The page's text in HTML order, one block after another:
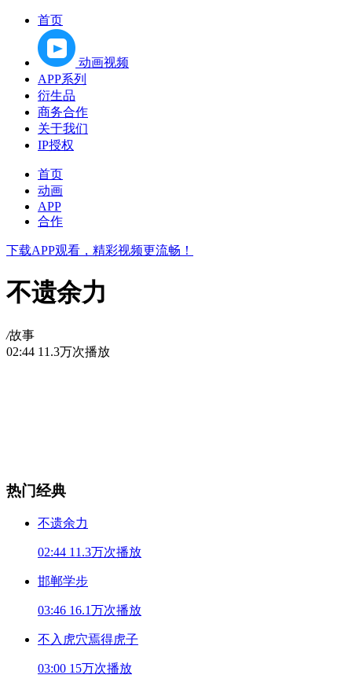
首页
动画视频
APP系列
衍生品
商务合作
关于我们
IP授权
首页
动画
APP
合作
下载APP观看，精彩视频更流畅！
不遗余力
/故事
02:44 11.3万次播放
热门经典
不遗余力
02:44 11.3万次播放
邯郸学步
03:46 16.1万次播放
不入虎穴焉得虎子
03:00 15万次播放